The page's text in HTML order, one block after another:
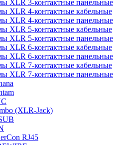
XLR 3-контактные панельные
XLR 4-контактные кабельные
XLR 4-контактные панельные
XLR 5-контактные кабельные
XLR 5-контактные панельные
XLR 6-контактные кабельные
XLR 6-контактные панельные
XLR 7-контактные кабельные
XLR 7-контактные панельные
(XLR-Jack)
RJ45